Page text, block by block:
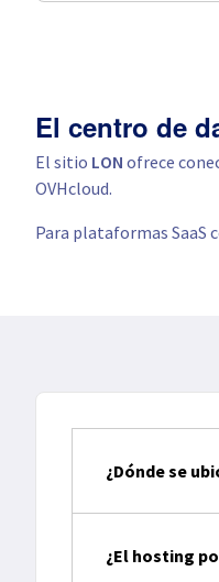
El centro de
El sitio LON ofrece
OVHcloud.
Para plataformas SaaS
¿Dónde se
¿El hosting